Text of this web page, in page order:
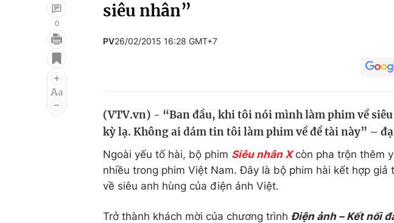
Điện ảnh
Âm nhạc
Chất lượng cuộc sống
Tuyển sinh
0
siêu nhân”
PV26/02/2015 16:28 GMT+7
(VTV.vn) - “Ban đầu, khi tôi nói mình làm phim về
kỳ lạ. Không ai dám tin tôi làm phim về đề tài này” –
Ngoài yếu tố hài, bộ phim Siêu nhân Xcòn pha trộn thêm
nhiều trong phim Việt Nam. Đây là bộ phim hài kết hợp
về siêu anh hùng của điện ảnh Việt.
Trở thành khách mời của chương trình Điện ảnh – Kết nối